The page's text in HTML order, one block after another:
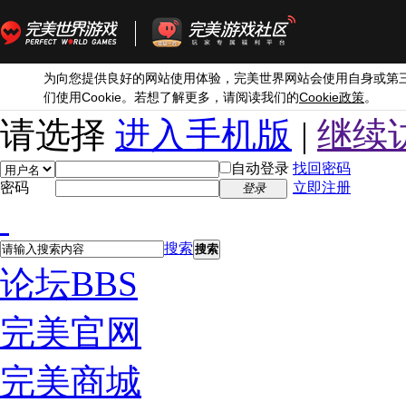
为向您提供良好的网站使用体验，完美世界网站会使用自身或第
们使用Cookie。若想了解更多，请阅读我们的Cookie政策。
请选择 进入手机版 | 继续
自动登录 找回密码
密码
登录 立即注册
搜索 搜索
论坛BBS
完美官网
完美商城